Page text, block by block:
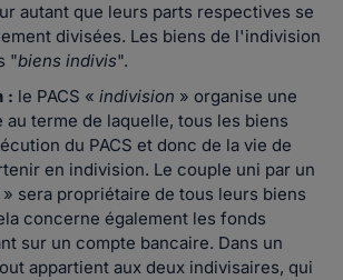
autant que leurs parts respectives se
divisées. Les biens de l'indivision
"biens indivis".
: le PACS « indivision » organise une
terme de laquelle, tous les biens
du PACS et donc de la vie de
en indivision. Le couple uni par un
» sera propriétaire de tous leurs biens
concerne également les fonds
sur un compte bancaire. Dans un
appartient aux deux indivisaires, qui